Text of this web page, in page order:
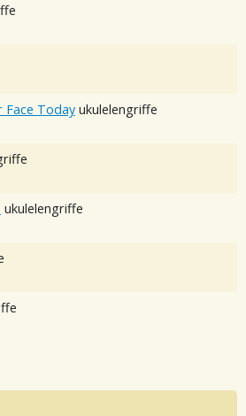
Face Today ukulelengriffe
ukulelengriffe